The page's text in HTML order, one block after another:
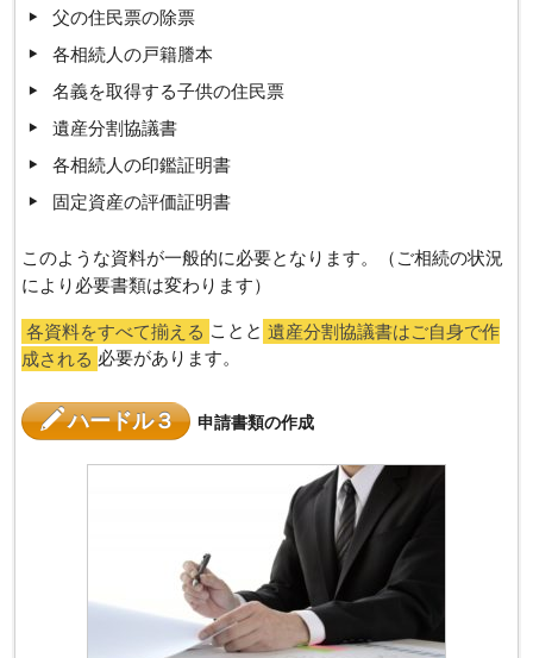
父の住民票の除票
各相続人の戸籍謄本
名義を取得する子供の住民票
遺産分割協議書
各相続人の印鑑証明書
固定資産の評価証明書
このような資料が一般的に必要となります。（ご相続の状況
により必要書類は変わります）
各資料をすべて揃える ことと 遺産分割協議書はご自身で作
成される 必要があります。
ハードル３ 申請書類の作成